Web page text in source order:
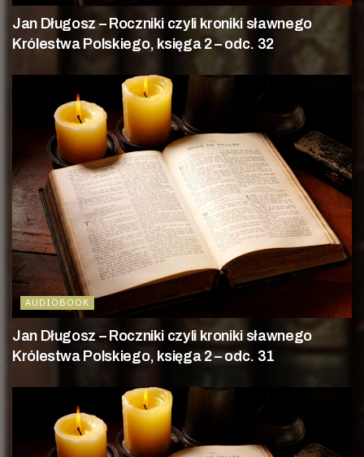
Jan Długosz – Roczniki czyli kroniki sławnego
Królestwa Polskiego, księga 2 – odc. 32
AUDIOBOOK
Jan Długosz – Roczniki czyli kroniki sławnego
Królestwa Polskiego, księga 2 – odc. 31